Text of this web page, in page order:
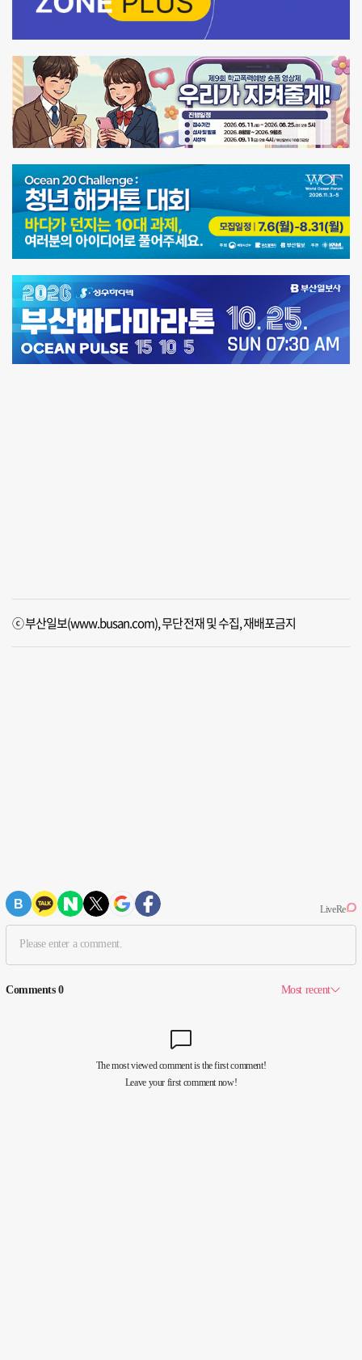
ⓒ 부산일보(www.busan.com), 무단전재 및 수집, 재배포금지